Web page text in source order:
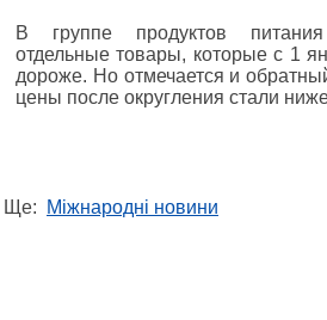
В группе продуктов
отдельные товары, которые с 1
дороже. Но отмечается и
цены после округления стали
Ще: Міжнародні новини